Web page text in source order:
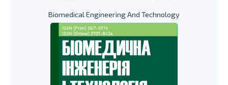
Biomedical Engineering And Technology